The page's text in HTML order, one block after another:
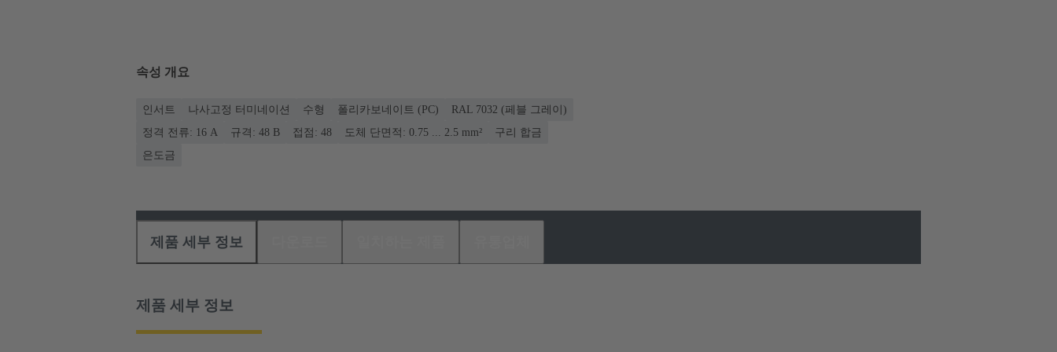
속성 개요
인서트 나사고정 터미네이션 수형 폴리카보네이트 (PC)
RAL 7032 (페블 그레이)
정격 전류: ‌16 A
규격: 48 B 접점: 48 도체 단면적: 0.75 ... 2.5 mm²
구리 합금
은도금
제품 세부 정보
제품 세부 정보